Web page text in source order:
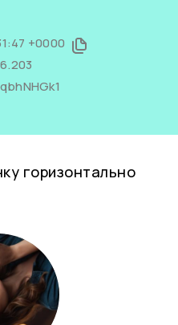
+0000
горизонтально